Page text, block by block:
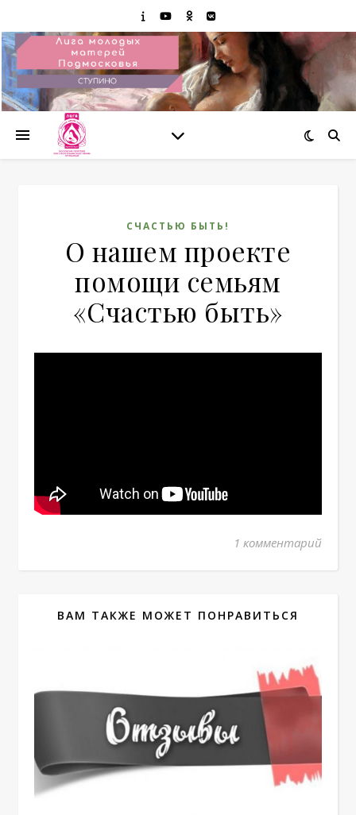
СЧАСТЬЮ БЫТЬ!
О нашем проекте
помощи семьям
«Счастью быть»
1 комментарий
ВАМ ТАКЖЕ МОЖЕТ ПОНРАВИТЬСЯ